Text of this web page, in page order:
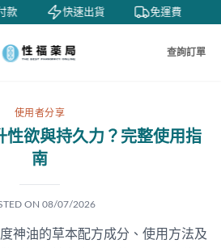
款 快速出貨 免運費
查詢訂單
使用者分享
性欲與持久力？完整使用指
南
ON 08/07/2026
神油的草本配方成分、使用方法及